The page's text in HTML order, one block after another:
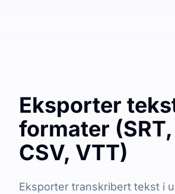
Eksporter
formater
CSV, VTT)
Eksporter transkribert tekst i